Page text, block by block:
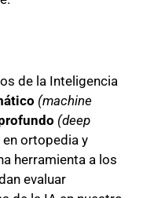
de la Inteligencia
(machine
(deep
ortopedia y
herramienta a los
evaluar